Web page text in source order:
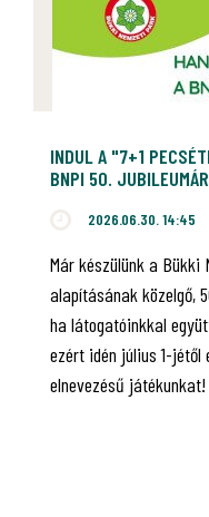
INDUL A "7+1
BNPI 50.
2026.06.30. 14:45
Már készülünk a Bükki
alapításának közelgő,
ha látogatóinkkal
ezért idén július 1-jétől
elnevezésű játékunkat!